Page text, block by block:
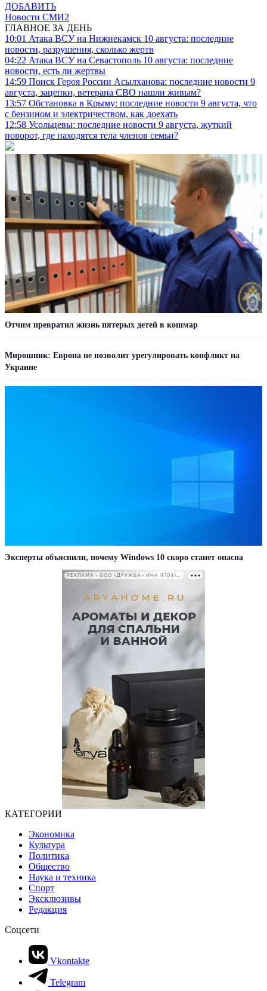
ДОБАВИТЬ
Новости СМИ2
ГЛАВНОЕ ЗА ДЕНЬ
10:01 Атака ВСУ на Нижнекамск 10 августа: последние
новости, разрушения, сколько жертв
04:22 Атака ВСУ на Севастополь 10 августа: последние
новости, есть ли жертвы
14:59 Поиск Героя России Асылханова: последние новости 9
августа, зацепки, ветерана СВО нашли живым?
13:57 Обстановка в Крыму: последние новости 9 августа, что
с бензином и электричеством, как доехать
12:58 Усольцевы: последние новости 9 августа, жуткий
поворот, где находятся тела членов семьи?
Отчим превратил жизнь пятерых детей в кошмар
Мирошник: Европа не позволит урегулировать конфликт на
Украине
Эксперты объяснили, почему Windows 10 скоро станет опасна
РЕКЛАМА • ООО «ДРУЖБА» ИНН 9704146411
КАТЕГОРИИ
Экономика
Культура
Политика
Общество
Наука и техника
Спорт
Эксклюзивы
Редакция
Соцсети
Vkontakte
Telegram